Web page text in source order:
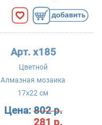
Арт. x185
Цветной
Алмазная мозаика
17x22 см
Цена:802 р.
281 р.